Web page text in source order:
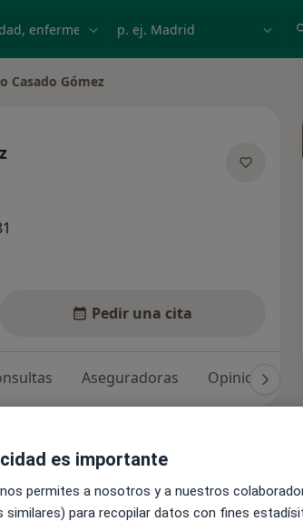
ciudad
Casado Gómez
Pedir una cita
Aseguradoras Opiniones (43)
es importante
permites a nosotros y a nuestros
similares) para recopilar datos con fines